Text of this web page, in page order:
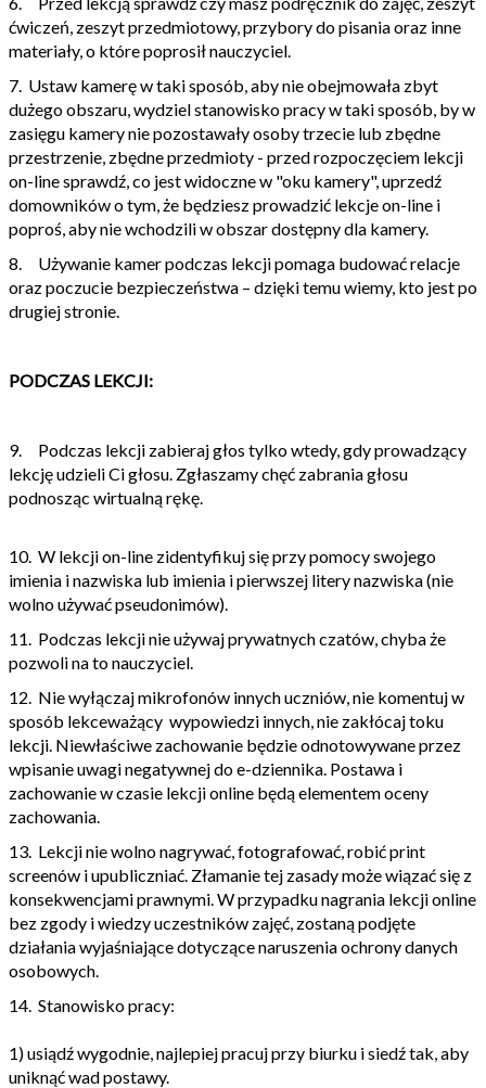
ćwiczeń, zeszyt przedmiotowy, przybory do pisania oraz inne
materiały, o które poprosił nauczyciel.
7. Ustaw kamerę w taki sposób, aby nie obejmowała zbyt
dużego obszaru, wydziel stanowisko pracy w taki sposób, by w
zasięgu kamery nie pozostawały osoby trzecie lub zbędne
przestrzenie, zbędne przedmioty - przed rozpoczęciem lekcji
on-line sprawdź, co jest widoczne w "oku kamery", uprzedź
domowników o tym, że będziesz prowadzić lekcje on-line i
poproś, aby nie wchodzili w obszar dostępny dla kamery.
8. Używanie kamer podczas lekcji pomaga budować relacje
oraz poczucie bezpieczeństwa – dzięki temu wiemy, kto jest po
drugiej stronie.
PODCZAS LEKCJI:
9. Podczas lekcji zabieraj głos tylko wtedy, gdy prowadzący
lekcję udzieli Ci głosu. Zgłaszamy chęć zabrania głosu
podnosząc wirtualną rękę.
10. W lekcji on-line zidentyfikuj się przy pomocy swojego
imienia i nazwiska lub imienia i pierwszej litery nazwiska (nie
wolno używać pseudonimów).
11. Podczas lekcji nie używaj prywatnych czatów, chyba że
pozwoli na to nauczyciel.
12. Nie wyłączaj mikrofonów innych uczniów, nie komentuj w
sposób lekceważący wypowiedzi innych, nie zakłócaj toku
lekcji. Niewłaściwe zachowanie będzie odnotowywane przez
wpisanie uwagi negatywnej do e-dziennika. Postawa i
zachowanie w czasie lekcji online będą elementem oceny
zachowania.
13. Lekcji nie wolno nagrywać, fotografować, robić print
screenów i upubliczniać. Złamanie tej zasady może wiązać się z
konsekwencjami prawnymi. W przypadku nagrania lekcji online
bez zgody i wiedzy uczestników zajęć, zostaną podjęte
działania wyjaśniające dotyczące naruszenia ochrony danych
osobowych.
14. Stanowisko pracy:
1) usiądź wygodnie, najlepiej pracuj przy biurku i siedź tak, aby
uniknąć wad postawy.